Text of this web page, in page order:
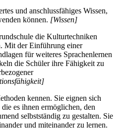
und anschlussfähiges Wissen,
können. [Wissen]
die Kulturtechniken
Mit der Einführung einer
für weiteres Sprachenlernen
die Schüler ihre Fähigkeit zu
kennen. Sie eignen sich
es ihnen ermöglichen, den
selbstständig zu gestalten. Sie
und miteinander zu lernen.